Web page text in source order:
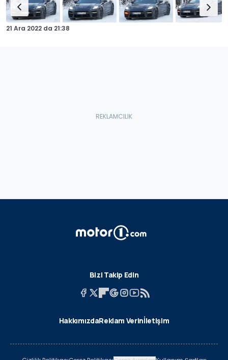
21 Ara 2022 da 21:38
Bizi Takip Edin
HakkımızdaReklam Verinİletişim